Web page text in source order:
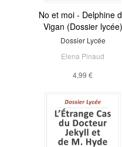
No et moi - Delphine
Vigan (Dossier lycée)
Dossier Lycée
Elena Pinaud
4,99 €